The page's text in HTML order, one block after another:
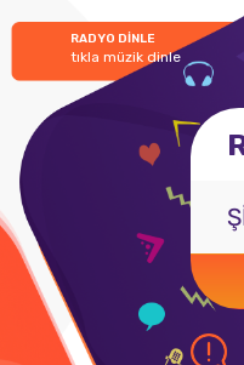
RADYO DİNLE
tıkla müzik dinle